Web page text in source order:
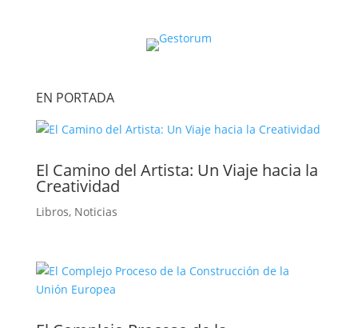
EN PORTADA
El Camino del Artista: Un Viaje hacia la
Creatividad
Libros, Noticias